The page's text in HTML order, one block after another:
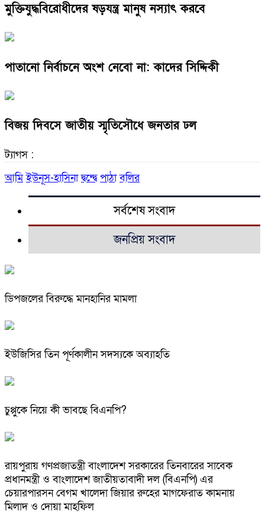
মুক্তিযুদ্ধবিরোধীদের ষড়যন্ত্র মানুষ নস্যাৎ করবে
পাতানো নির্বাচনে অংশ নেবো না: কাদের সিদ্দিকী
বিজয় দিবসে জাতীয় স্মৃতিসৌধে জনতার ঢল
ট্যাগস :
আমি ইউনূস-হাসিনা দ্বন্দ্বে পাঠা বলির
সর্বশেষ সংবাদ
জনপ্রিয় সংবাদ
ডিপজলের বিরুদ্ধে মানহানির মামলা
ইউজিসির তিন পূর্ণকালীন সদস্যকে অব্যাহতি
চুপ্পুকে নিয়ে কী ভাবছে বিএনপি?
রায়পুরায় গণপ্রজাতন্ত্রী বাংলাদেশ সরকারের তিনবারের সাবেক
প্রধানমন্ত্রী ও বাংলাদেশ জাতীয়তাবাদী দল (বিএনপি) এর
চেয়ারপারসন বেগম খালেদা জিয়ার রুহের মাগফেরাত কামনায়
মিলাদ ও দোয়া মাহফিল